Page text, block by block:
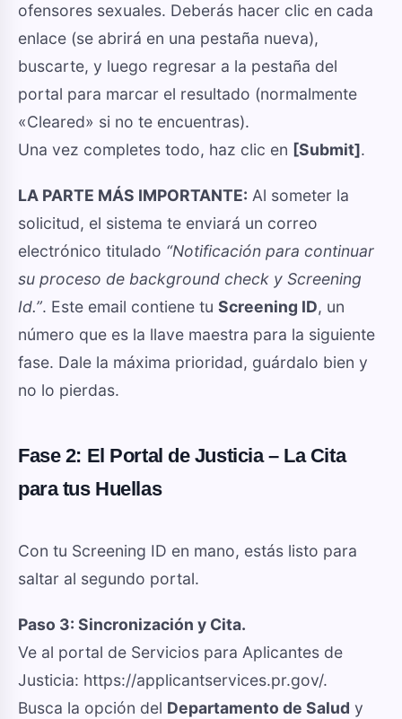
ofensores sexuales. Deberás hacer clic en cada
enlace (se abrirá en una pestaña nueva),
buscarte, y luego regresar a la pestaña del
portal para marcar el resultado (normalmente
«Cleared» si no te encuentras).
Una vez completes todo, haz clic en [Submit].
LA PARTE MÁS IMPORTANTE: Al someter la
solicitud, el sistema te enviará un correo
electrónico titulado “Notificación para continuar
su proceso de background check y Screening
Id.”. Este email contiene tu Screening ID, un
número que es la llave maestra para la siguiente
fase. Dale la máxima prioridad, guárdalo bien y
no lo pierdas.
Fase 2: El Portal de Justicia – La Cita
para tus Huellas
Con tu Screening ID en mano, estás listo para
saltar al segundo portal.
Paso 3: Sincronización y Cita.
Ve al portal de Servicios para Aplicantes de
Justicia: https://applicantservices.pr.gov/.
Busca la opción del Departamento de Salud y